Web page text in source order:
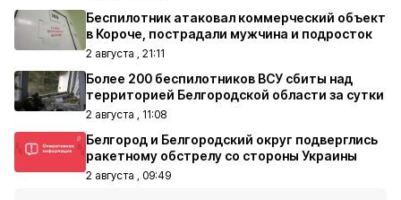
Беспилотник атаковал коммерческий объект
в Короче, пострадали мужчина и подросток
2 августа , 21:11
Более 200 беспилотников ВСУ сбиты над
территорией Белгородской области за сутки
2 августа , 11:08
Белгород и Белгородский округ подверглись
ракетному обстрелу со стороны Украины
2 августа , 09:49